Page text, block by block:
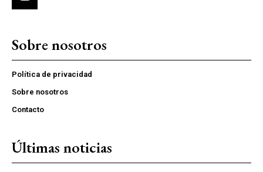
Sobre nosotros
Política de privacidad
Sobre nosotros
Contacto
Últimas noticias